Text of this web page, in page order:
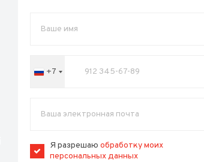
Russia
+7
Я разрешаю обработку моих
персональных данных